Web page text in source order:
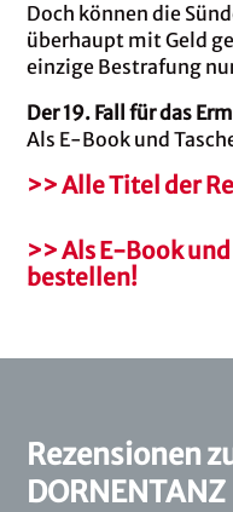
Doch können die
überhaupt mit Geld
einzige Bestrafung
Der 19. Fall für das
Als E-Book und
>> Alle Titel der
>> Als E-Book
bestellen!
Rezensionen
DORNENTANZ